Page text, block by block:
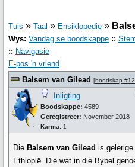
Tuis » Taal » Ensiklopedie »
Wys: Vandag se boodskappe ::
:: Navigasie
E-pos 'n vriend
Balsem van Gilead [boodskap
Inligting
Boodskappe: 4589
Geregistreer: November 2018
Karma: 1
Die Balsem van Gilead is
Ethiopië. Dié wat in die Bybel